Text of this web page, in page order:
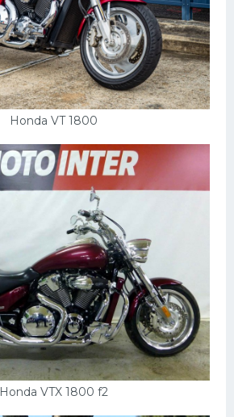
Honda VT 1800
Honda VTX 1800 f2